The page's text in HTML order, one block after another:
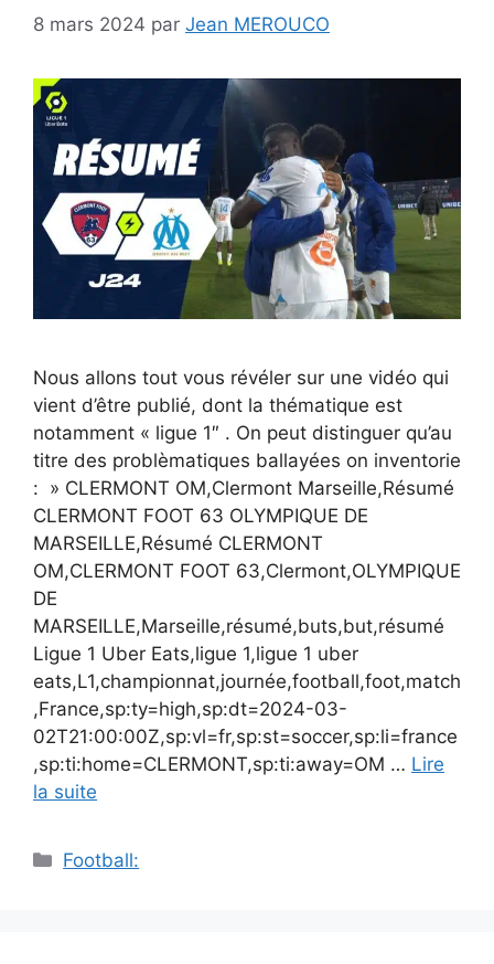
8 mars 2024 par Jean MEROUCO
Nous allons tout vous révéler sur une vidéo qui
vient d’être publié, dont la thématique est
notamment « ligue 1″ . On peut distinguer qu’au
titre des problèmatiques ballayées on inventorie
: » CLERMONT OM,Clermont Marseille,Résumé
CLERMONT FOOT 63 OLYMPIQUE DE
MARSEILLE,Résumé CLERMONT
OM,CLERMONT FOOT 63,Clermont,OLYMPIQUE
DE
MARSEILLE,Marseille,résumé,buts,but,résumé
Ligue 1 Uber Eats,ligue 1,ligue 1 uber
eats,L1,championnat,journée,football,foot,match
,France,sp:ty=high,sp:dt=2024-03-
02T21:00:00Z,sp:vl=fr,sp:st=soccer,sp:li=france
,sp:ti:home=CLERMONT,sp:ti:away=OM … Lire
la suite
Catégories
Football: